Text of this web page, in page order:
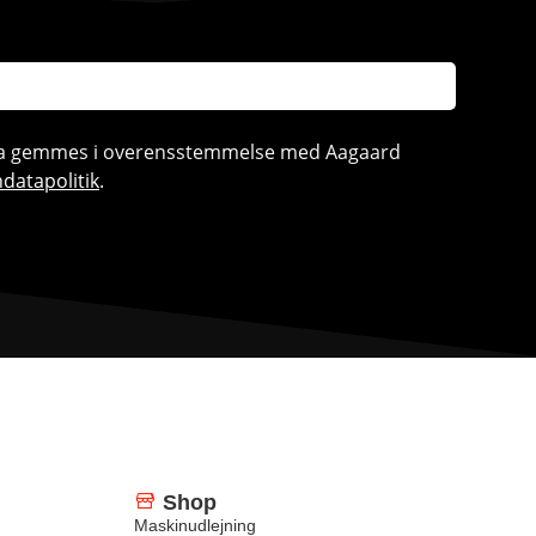
gemmes i overensstemmelse med Aagaard
.
Shop
Maskinudlejning